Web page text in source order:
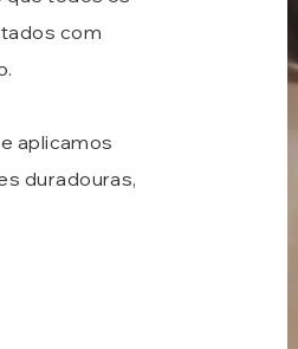
com
aplicamos
duradouras,